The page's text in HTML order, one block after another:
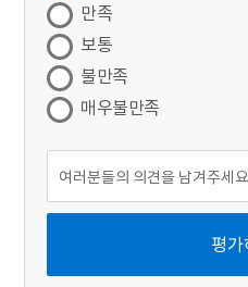
만족
보통
불만족
매우불만족